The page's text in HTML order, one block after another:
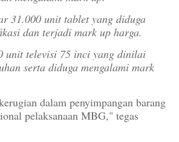
31.000 unit tablet yang diduga
dan terjadi mark up harga.
unit televisi 75 inci yang dinilai
serta diduga mengalami mark
dalam penyimpangan barang
pelaksanaan MBG," tegas